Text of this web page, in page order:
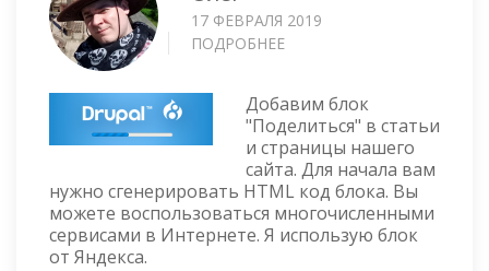
17 ФЕВРАЛЯ 2019
ПОДРОБНЕЕ
9
—
ДОБАВЛЯЕМ
БЛОК
"ПОДЕЛИТЬСЯ"
В
Добавим блок
"Поделиться" в статьи
и страницы нашего
сайта. Для начала вам
нужно сгенерировать HTML код блока. Вы
можете воспользоваться многочисленными
сервисами в Интернете. Я использую блок
от Яндекса.